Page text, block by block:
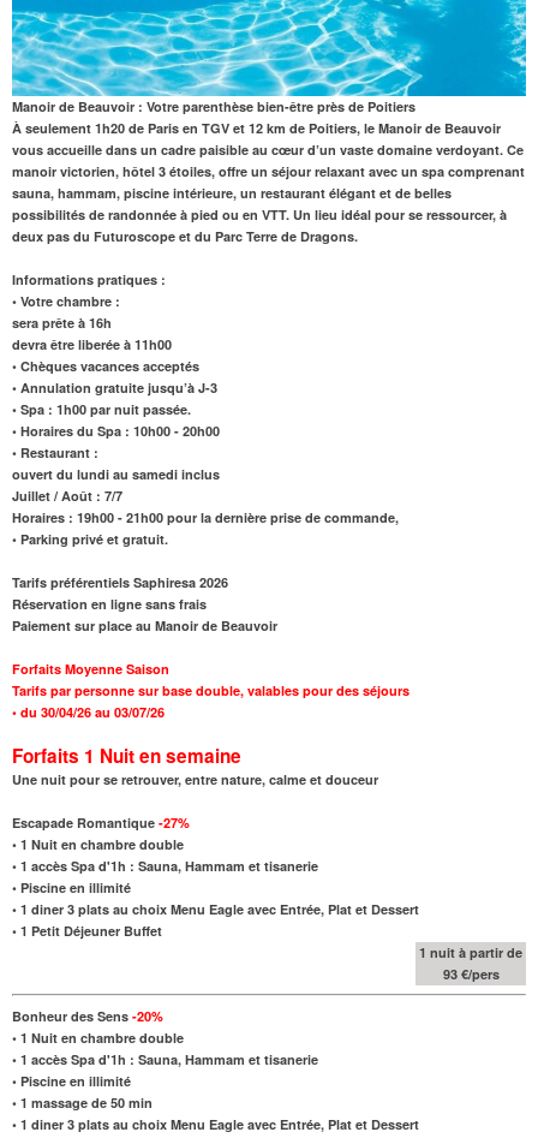
Manoir de Beauvoir : Votre parenthèse bien-être près de Poitiers
À seulement 1h20 de Paris en TGV et 12 km de Poitiers, le Manoir de Beauvoir
vous accueille dans un cadre paisible au cœur d’un vaste domaine verdoyant. Ce
manoir victorien, hôtel 3 étoiles, offre un séjour relaxant avec un spa comprenant
sauna, hammam, piscine intérieure, un restaurant élégant et de belles
possibilités de randonnée à pied ou en VTT. Un lieu idéal pour se ressourcer, à
deux pas du Futuroscope et du Parc Terre de Dragons.
Informations pratiques :
• Votre chambre :
sera prête à 16h
devra être liberée à 11h00
• Chèques vacances acceptés
• Annulation gratuite jusqu’à J-3
• Spa : 1h00 par nuit passée.
• Horaires du Spa : 10h00 - 20h00
• Restaurant :
ouvert du lundi au samedi inclus
Juillet / Août : 7/7
Horaires : 19h00 - 21h00 pour la dernière prise de commande,
• Parking privé et gratuit.
Tarifs préférentiels Saphiresa 2026
Réservation en ligne sans frais
Paiement sur place au Manoir de Beauvoir
Forfaits Moyenne Saison
Tarifs par personne sur base double, valables pour des séjours
• du 30/04/26 au 03/07/26
Forfaits 1 Nuiten semaine
Une nuit pour se retrouver, entre nature, calme et douceur
Escapade Romantique -27%
• 1 Nuit en chambre double
• 1 accès Spa d'1h : Sauna, Hammam et tisanerie
• Piscine en illimité
• 1 diner 3 plats au choix Menu Eagle avec Entrée, Plat et Dessert
• 1 Petit Déjeuner Buffet
1 nuit à partir de
93 €/pers
Bonheur des Sens -20%
• 1 Nuit en chambre double
• 1 accès Spa d'1h : Sauna, Hammam et tisanerie
• Piscine en illimité
• 1 massage de 50 min
• 1 diner 3 plats au choix Menu Eagle avec Entrée, Plat et Dessert